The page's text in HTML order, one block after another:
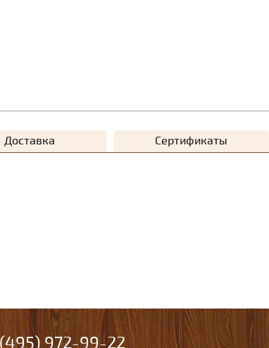
Доставка Сертификаты
972-99-22